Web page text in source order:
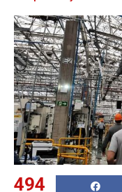
494